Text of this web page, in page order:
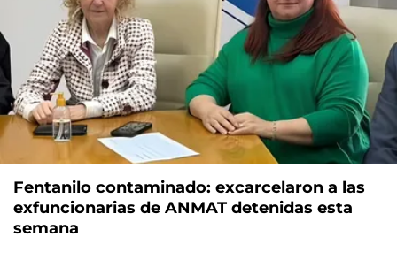
Fentanilo contaminado: excarcelaron a las
exfuncionarias de ANMAT detenidas esta
semana